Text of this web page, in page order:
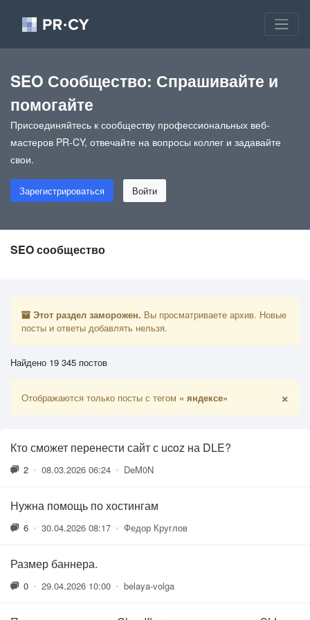
SEO Сообщество: Спрашивайте и
помогайте
Присоединяйтесь к сообществу профессиональных веб-
мастеров PR-CY, отвечайте на вопросы коллег и задавайте
свои.
Зарегистрироваться Войти
SEO сообщество
Этот раздел заморожен. Вы просматриваете архив. Новые
посты и ответы добавлять нельзя.
Найдено 19 345 постов
Отображаются только посты с тегом « яндексе» ×
Кто сможет перенести сайт с ucoz на DLE?
2 • 08.03.2026 06:24 • DeM0N
Нужна помощь по хостингам
6 • 30.04.2026 08:17 • Федор Круглов
Размер баннера.
0 • 29.04.2026 10:00 • belaya-volga